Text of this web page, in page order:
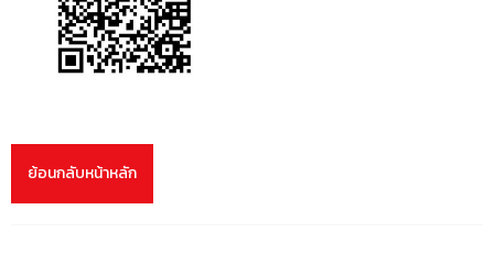
ย้อนกลับหน้าหลัก